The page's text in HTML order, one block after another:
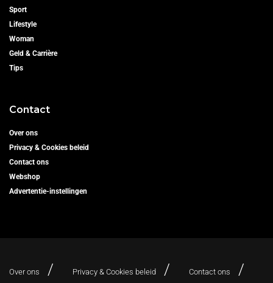
Sport
Lifestyle
Woman
Geld & Carrière
Tips
Contact
Over ons
Privacy & Cookies beleid
Contact ons
Webshop
Advertentie-instellingen
Over ons Privacy & Cookies beleid Contact ons